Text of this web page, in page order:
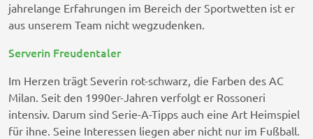
jahrelange Erfahrungen im Bereich der Sportwetten ist er
aus unserem Team nicht wegzudenken.
Serverin Freudentaler
Im Herzen trägt Severin rot-schwarz, die Farben des AC
Milan. Seit den 1990er-Jahren verfolgt er Rossoneri
intensiv. Darum sind Serie-A-Tipps auch eine Art Heimspiel
für ihne. Seine Interessen liegen aber nicht nur im Fußball.